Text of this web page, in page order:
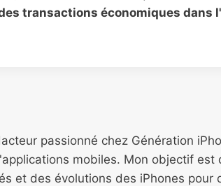
transactions économiques dans
passionné chez Génération
mobiles. Mon objectif est
et des évolutions des iPhones pour